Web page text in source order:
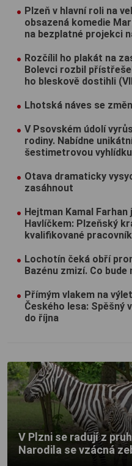
Plzeň v hlavní roli na
obsazená komedie
na bezplatné projekci
Rozčílil ho plakát na
Bolevci rozbil
ho bleskově dostihli
Lhotská náves se
V Psovském údolí
rodiny. Nabídne
šestimetrovou vyhlídku
Otava dramaticky
zasáhnout
Hejtman Kamal
Havlíčkem: Plzeňský
kvalifikované
Lochotín čeká obří
Bazénu zmizí. Co bude
Přímým vlakem na
Českého lesa: Spěšný
do října
V Plzni se radují z
Narodila se vzácná